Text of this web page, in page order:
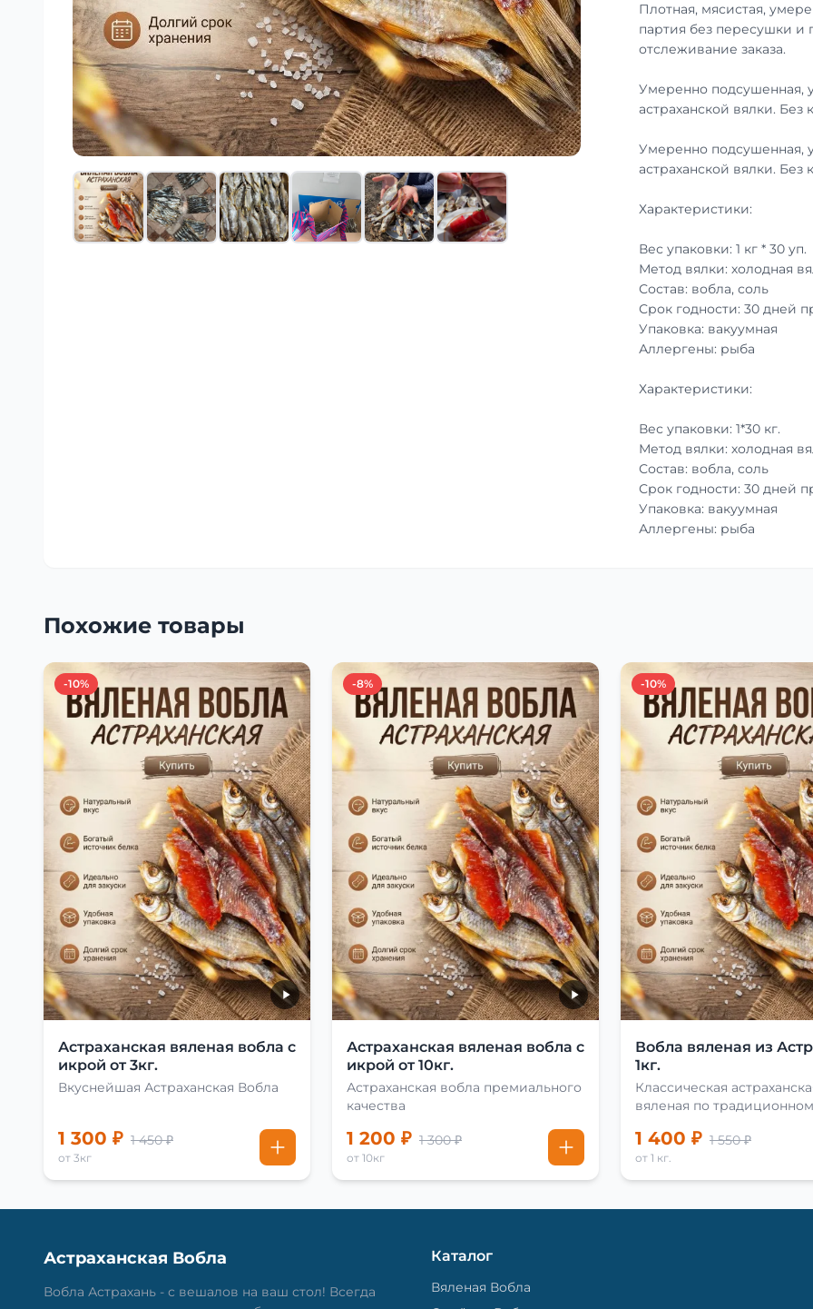
Плотная, мясистая,
партия без пересушки и
отслеживание заказа.
Умеренно подсушенная,
астраханской вялки.
Умеренно подсушенная,
астраханской вялки.
Характеристики:
Вес упаковки: 1 кг * 30 уп.
Метод вялки: холодная
Состав: вобла, соль
Срок годности: 30 дней
Упаковка: вакуумная
Аллергены: рыба
Характеристики:
Вес упаковки: 1*30 кг.
Метод вялки: холодная
Состав: вобла, соль
Срок годности: 30 дней
Упаковка: вакуумная
Аллергены: рыба
Похожие товары
-10%
Астраханская вяленая вобла с
икрой от 3кг.
Вкуснейшая Астраханская Вобла
1 300 ₽ 1 450 ₽
от 3кг
-8%
Астраханская вяленая вобла с
икрой от 10кг.
Астраханская вобла премиального
качества
1 200 ₽ 1 300 ₽
от 10кг
-10%
Вобла вяленая из
1кг.
Классическая
вяленая по
1 400 ₽ 1 550 ₽
от 1 кг.
Астраханская Вобла
Вобла Астрахань - с вешалов на ваш стол! Всегда
Каталог
Вяленая Вобла